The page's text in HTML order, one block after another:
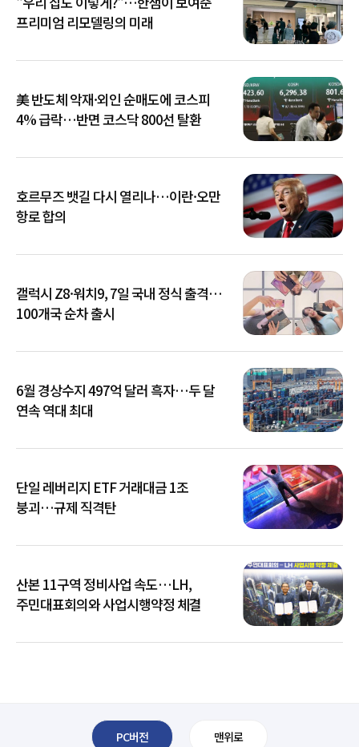
프리미엄 리모델링의 미래
美 반도체 악재·외인 순매도에 코스피
4% 급락…반면 코스닥 800선 탈환
호르무즈 뱃길 다시 열리나…이란·오만
항로 합의
갤럭시 Z8·워치9, 7일 국내 정식 출격…
100개국 순차 출시
6월 경상수지 497억 달러 흑자…두 달
연속 역대 최대
단일 레버리지 ETF 거래대금 1조
붕괴…규제 직격탄
산본 11구역 정비사업 속도…LH,
주민대표회의와 사업시행약정 체결
PC버전 맨위로